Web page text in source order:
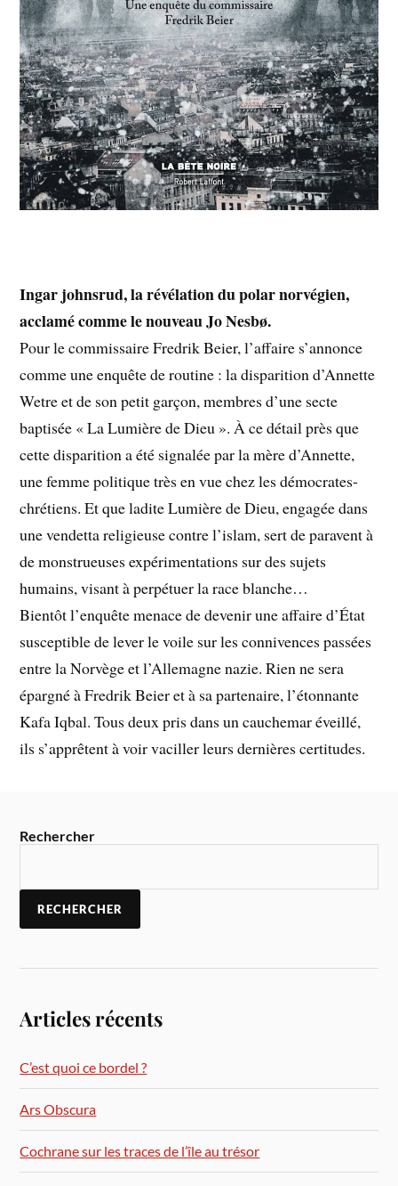
Ingar johnsrud, la révélation du polar norvégien,
acclamé comme le nouveau Jo Nesbø.
Pour le commissaire Fredrik Beier, l’affaire s’annonce
comme une enquête de routine : la disparition d’Annette
Wetre et de son petit garçon, membres d’une secte
baptisée « La Lumière de Dieu ». À ce détail près que
cette disparition a été signalée par la mère d’Annette,
une femme politique très en vue chez les démocrates-
chrétiens. Et que ladite Lumière de Dieu, engagée dans
une vendetta religieuse contre l’islam, sert de paravent à
de monstrueuses expérimentations sur des sujets
humains, visant à perpétuer la race blanche…
Bientôt l’enquête menace de devenir une affaire d’État
susceptible de lever le voile sur les connivences passées
entre la Norvège et l’Allemagne nazie. Rien ne sera
épargné à Fredrik Beier et à sa partenaire, l’étonnante
Kafa Iqbal. Tous deux pris dans un cauchemar éveillé,
ils s’apprêtent à voir vaciller leurs dernières certitudes.
Rechercher
RECHERCHER
Articles récents
C’est quoi ce bordel ?
Ars Obscura
Cochrane sur les traces de l’île au trésor